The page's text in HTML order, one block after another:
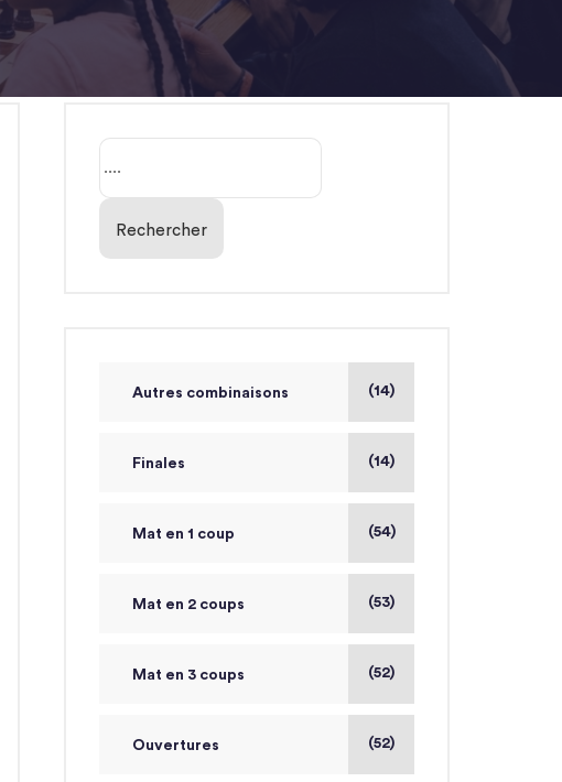
Rechercher
Autres combinaisons (14)
Finales (14)
Mat en 1 coup (54)
Mat en 2 coups (53)
Mat en 3 coups (52)
Ouvertures (52)